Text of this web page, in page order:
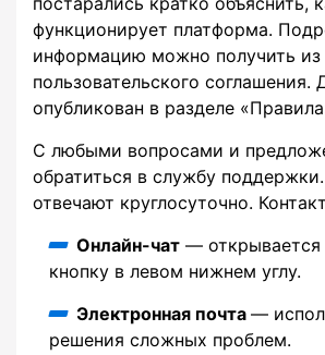
функционирует платформа.
информацию можно получить из
пользовательского соглашения.
опубликован в разделе
С любыми вопросами и
обратиться в службу
отвечают круглосуточно.
Онлайн-чат —
кнопку в левом нижнем углу.
Электронная почта —
решения сложных проблем.